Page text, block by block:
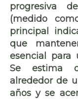
progresiva
(medido
principal
que
esencial para
Se estima
alrededor de
años y se